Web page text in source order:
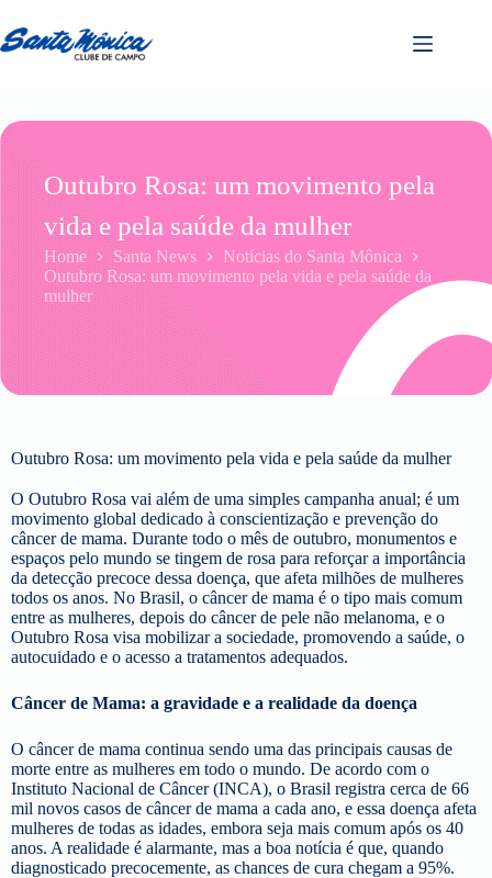
Outubro Rosa: um movimento pela
vida e pela saúde da mulher
Home Santa News
Notícias do Santa Mônica
Outubro Rosa: um movimento pela vida e pela saúde da
mulher
Outubro Rosa: um movimento pela vida e pela saúde da mulher
O Outubro Rosa vai além de uma simples campanha anual; é um
movimento global dedicado à conscientização e prevenção do
câncer de mama. Durante todo o mês de outubro, monumentos e
espaços pelo mundo se tingem de rosa para reforçar a importância
da detecção precoce dessa doença, que afeta milhões de mulheres
todos os anos. No Brasil, o câncer de mama é o tipo mais comum
entre as mulheres, depois do câncer de pele não melanoma, e o
Outubro Rosa visa mobilizar a sociedade, promovendo a saúde, o
autocuidado e o acesso a tratamentos adequados.
Câncer de Mama: a gravidade e a realidade da doença
O câncer de mama continua sendo uma das principais causas de
morte entre as mulheres em todo o mundo. De acordo com o
Instituto Nacional de Câncer (INCA), o Brasil registra cerca de 66
mil novos casos de câncer de mama a cada ano, e essa doença afeta
mulheres de todas as idades, embora seja mais comum após os 40
anos. A realidade é alarmante, mas a boa notícia é que, quando
diagnosticado precocemente, as chances de cura chegam a 95%.